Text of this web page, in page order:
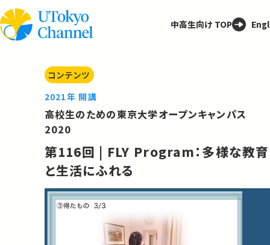
中高生向け TOP
コンテンツ
2021年 開講
高校生のための東京大学オープンキャンパス
2020
第116回 | FLY Program：多様な教育
と生活にふれる